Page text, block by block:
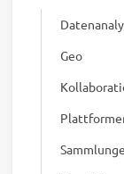
Geo